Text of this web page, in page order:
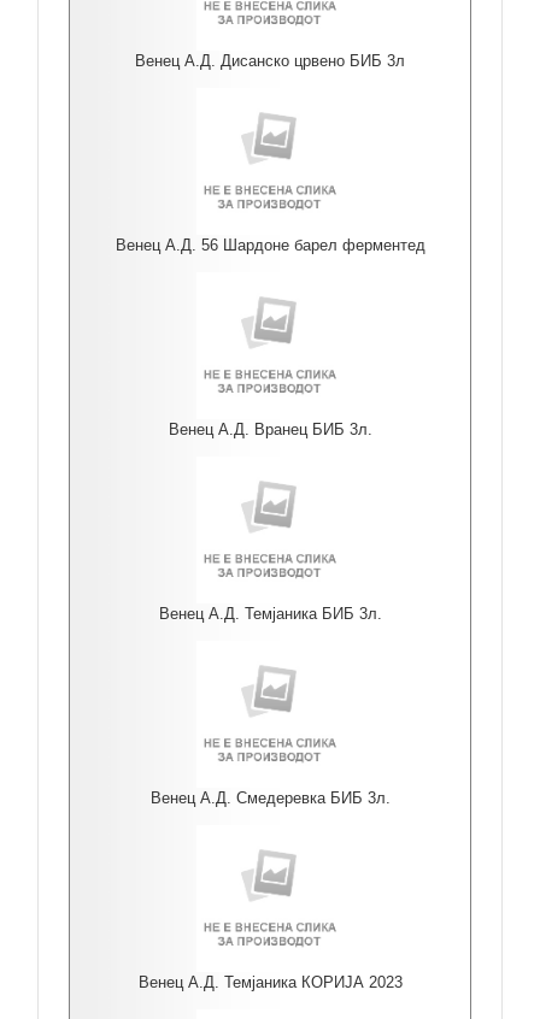
Венец А.Д. Дисанско црвено БИБ 3л
Венец А.Д. 56 Шардоне барел ферментед
Венец А.Д. Вранец БИБ 3л.
Венец А.Д. Темјаника БИБ 3л.
Венец А.Д. Смедеревка БИБ 3л.
Венец А.Д. Темјаника КОРИЈА 2023